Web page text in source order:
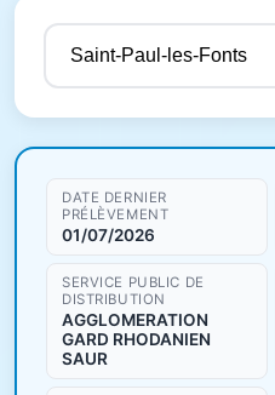
Résultats de
DATE DERNIER
PRÉLÈVEMENT
01/07/2026
SERVICE PUBLIC DE
DISTRIBUTION
AGGLOMERATION
GARD RHODANIEN
SAUR